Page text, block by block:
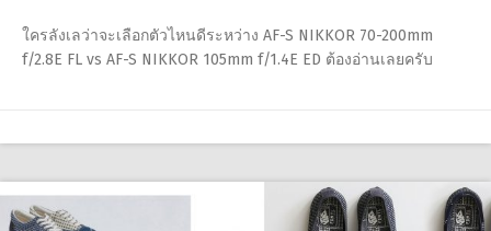
ใครลังเลว่าจะเลือกตัวไหนดีระหว่าง AF-S NIKKOR 70-200mm
f/2.8E FL vs AF-S NIKKOR 105mm f/1.4E ED ต้องอ่านเลยครับ